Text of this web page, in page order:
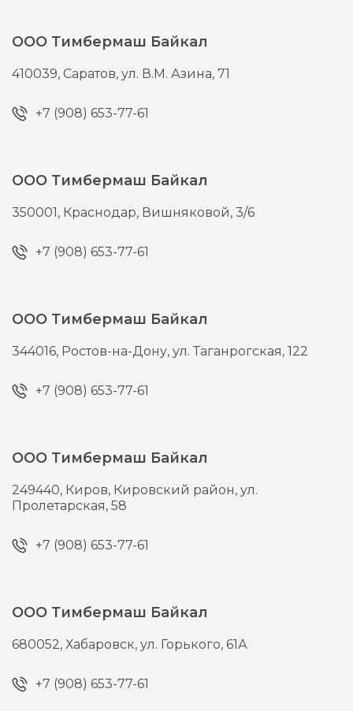
ООО Тимбермаш Байкал
410039, Саратов,ул. В.М. Азина, 71
+7 (908) 653-77-61
ООО Тимбермаш Байкал
350001, Краснодар, Вишняковой, 3/6
+7 (908) 653-77-61
ООО Тимбермаш Байкал
344016, Ростов-на-Дону,ул. Таганрогская, 122
+7 (908) 653-77-61
ООО Тимбермаш Байкал
249440, Киров, Кировский район, ул.
Пролетарская, 58
+7 (908) 653-77-61
ООО Тимбермаш Байкал
680052,Хабаровск,ул. Горького, 61А
+7 (908) 653-77-61